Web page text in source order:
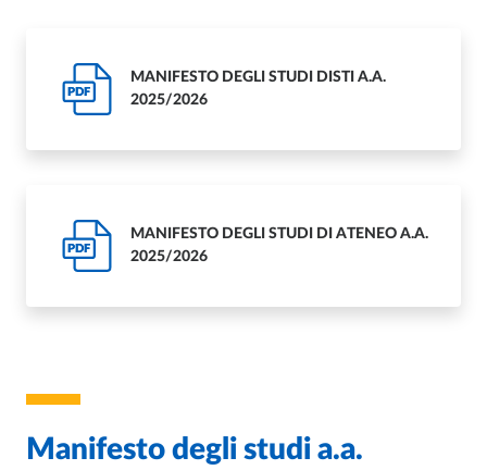
PDF
MANIFESTO DEGLI STUDI DISTI A.A.
2025/2026
PDF
MANIFESTO DEGLI STUDI DI ATENEO A.A.
2025/2026
Manifesto degli studi a.a.